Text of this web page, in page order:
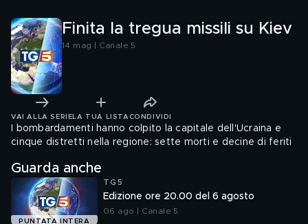
Finita la tregua missili su Kiev
14 mag | Canale 5
VAI ALLA SERIE LA TUA LISTA CONDIVIDI
I bombardamenti hanno colpito la capitale dell'Ucraina e
cinque distretti nella regione: sette morti e decine di feriti
Guarda anche
PUNTATA INTERA
TG5
Edizione ore 20.00 del 6 agosto
06 ago | Canale 5